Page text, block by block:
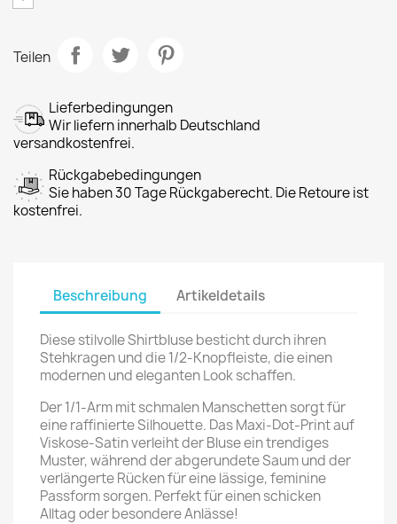
Teilen
Lieferbedingungen
Wir liefern innerhalb Deutschland
versandkostenfrei.
Rückgabebedingungen
Sie haben 30 Tage Rückgaberecht. Die Retoure ist
kostenfrei.
Beschreibung Artikeldetails
Diese stilvolle Shirtbluse besticht durch ihren
Stehkragen und die 1/2-Knopfleiste, die einen
modernen und eleganten Look schaffen.
Der 1/1-Arm mit schmalen Manschetten sorgt für
eine raffinierte Silhouette. Das Maxi-Dot-Print auf
Viskose-Satin verleiht der Bluse ein trendiges
Muster, während der abgerundete Saum und der
verlängerte Rücken für eine lässige, feminine
Passform sorgen. Perfekt für einen schicken
Alltag oder besondere Anlässe!